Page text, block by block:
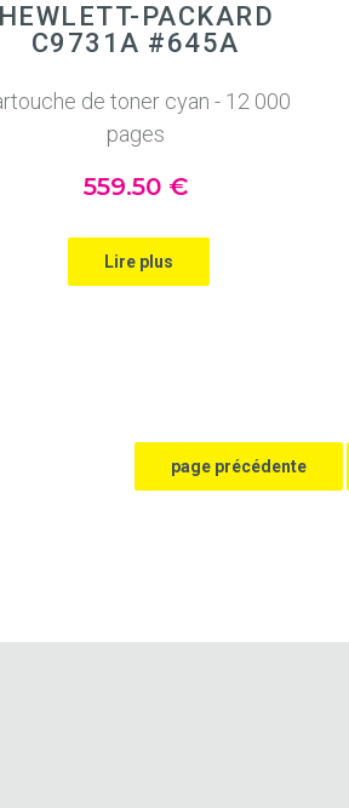
HEWLETT-PACKARD
C9731A #645A
de toner cyan - 12 000
pages
559.50 €